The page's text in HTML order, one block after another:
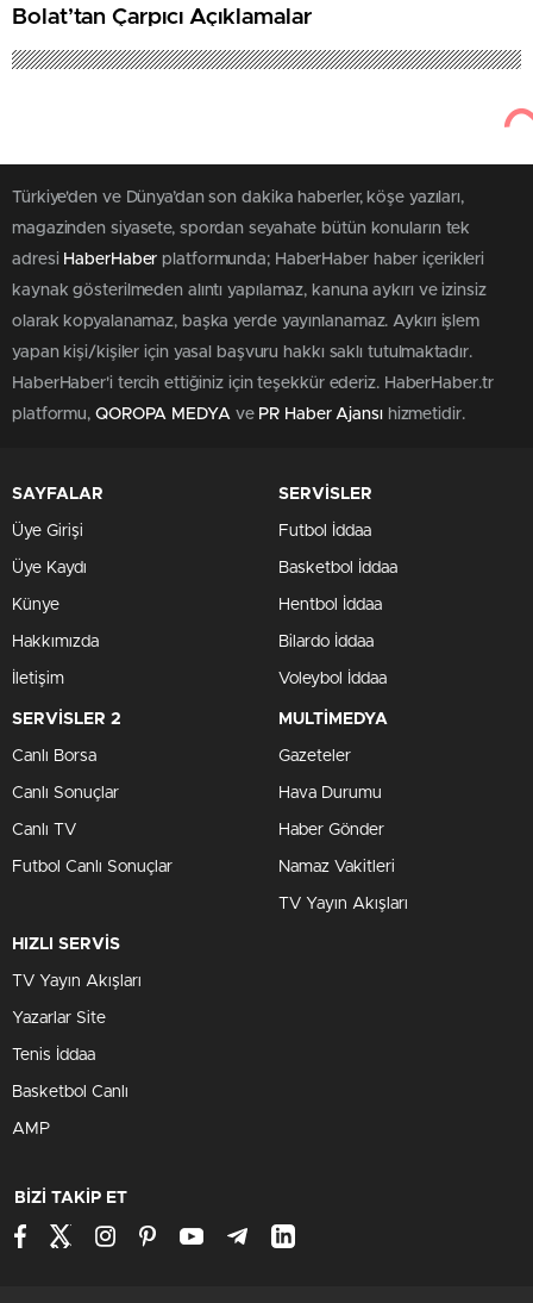
Bolat’tan Çarpıcı Açıklamalar
Türkiye'den ve Dünya’dan son dakika haberler, köşe yazıları,
magazinden siyasete, spordan seyahate bütün konuların tek
adresi HaberHaber platformunda; HaberHaber haber içerikleri
kaynak gösterilmeden alıntı yapılamaz, kanuna aykırı ve izinsiz
olarak kopyalanamaz, başka yerde yayınlanamaz. Aykırı işlem
yapan kişi/kişiler için yasal başvuru hakkı saklı tutulmaktadır.
HaberHaber'i tercih ettiğiniz için teşekkür ederiz. HaberHaber.tr
platformu, QOROPA MEDYAve PR Haber Ajansıhizmetidir.
SAYFALAR
Üye Girişi
Üye Kaydı
Künye
Hakkımızda
İletişim
SERVİSLER
Futbol İddaa
Basketbol İddaa
Hentbol İddaa
Bilardo İddaa
Voleybol İddaa
SERVİSLER 2
Canlı Borsa
Canlı Sonuçlar
Canlı TV
Futbol Canlı Sonuçlar
MULTİMEDYA
Gazeteler
Hava Durumu
Haber Gönder
Namaz Vakitleri
TV Yayın Akışları
HIZLI SERVİS
TV Yayın Akışları
Yazarlar Site
Tenis İddaa
Basketbol Canlı
AMP
BİZİ TAKİP ET